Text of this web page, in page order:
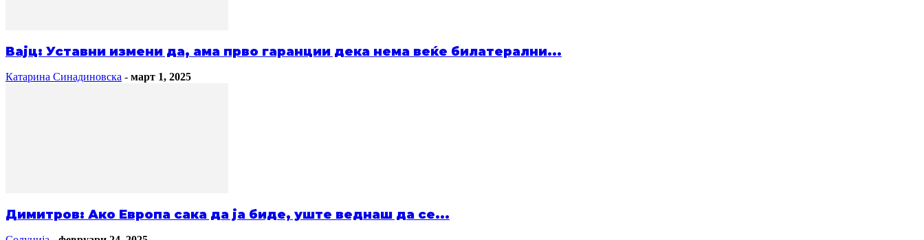
Вајц: Уставни измени да, ама прво гаранции дека нема веќе билатерални...
Катарина Синадиновска - март 1, 2025
Димитров: Ако Европа сака да ја биде, уште веднаш да се...